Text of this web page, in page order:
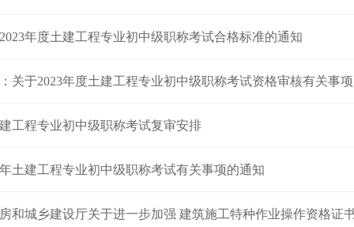
年度土建工程专业初中级职称考试合格标准的通知
关于2023年度土建工程专业初中级职称考试资格审核有关事
工程专业初中级职称考试复审安排
土建工程专业初中级职称考试有关事项的通知
和城乡建设厅关于进一步加强 建筑施工特种作业操作资格证